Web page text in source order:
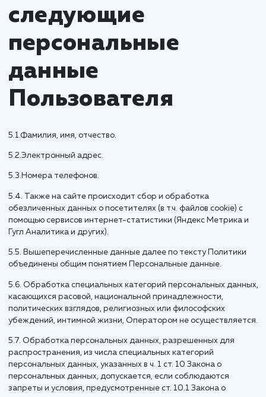
на отзыв согласия на обработку персональных
данных;
обжаловать в уполномоченный орган по защите
субъектов персональных данных или в судебном
порядке неправомерные действия или
Оператора при обработке его персональных
на осуществление иных прав, предусмотренных
законодательством РФ.
предоставлять Оператору достоверные данные
сообщать Оператору об уточнении (обновлении,
изменении) своих персональных данных.
4.3. Лица, передавшие Оператору недостоверные
себе, либо сведения о другом субъекте персональных
соответствии с законодательством РФ.
5. Оператор может
обрабатывать
следующие
персональные